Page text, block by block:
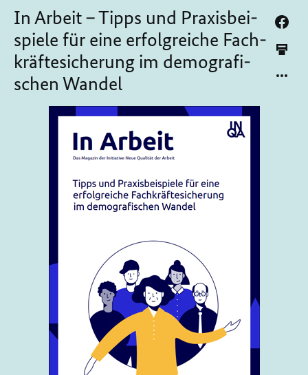
In Ar­beit – Tipps und Pra­xis­bei­
spie­le für ei­ne er­folg­rei­che Fach­
kräf­te­si­che­rung im de­mo­gra­fi­
schen Wan­del